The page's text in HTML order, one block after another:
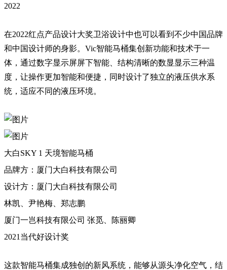
2022
在2022红点产品设计大奖卫浴设计中也可以看到不少中国品牌
和中国设计师的身影。Vic智能马桶集创新功能和技术于一
体，通过数字显示屏屏下智能、结构清晰的数显显示三种温
度，让操作更加智能和便捷，同时设计了独立的液压供水系
统，适应不同的液压环境。
大白SKY 1 天境智能马桶
品牌方：厦门大白科技有限公司
设计方：厦门大白科技有限公司
林凯、尹艳梅、郑志鹏
厦门一岂科技有限公司 张觅、陈丽卿
2021当代好设计奖
这款智能马桶集成独创的新风系统，能够从源头净化空气，结